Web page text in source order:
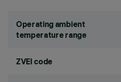
Operating ambient
temperature range
ZVEI code